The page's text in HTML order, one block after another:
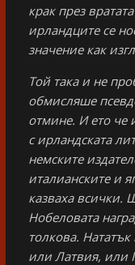
крак през
ирландците се
значение как
Той така и не
обмисляше
отмине. И ето че
с ирландската
немските
италианските и
казваха
Нобеловата
толкова.
или Латвия, или